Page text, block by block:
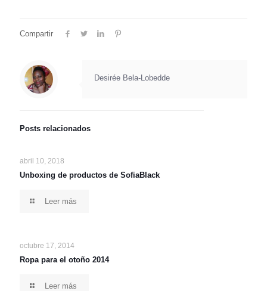
Compartir
Desirée Bela-Lobedde
Posts relacionados
abril 10, 2018
Unboxing de productos de SofiaBlack
Leer más
octubre 17, 2014
Ropa para el otoño 2014
Leer más